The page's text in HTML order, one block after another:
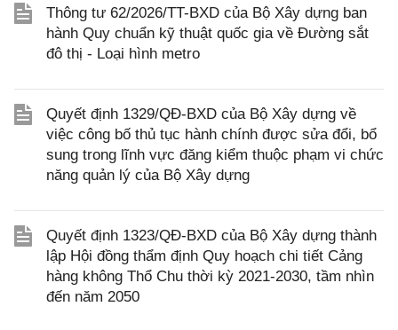
Thông tư 62/2026/TT-BXD của Bộ Xây dựng ban
hành Quy chuẩn kỹ thuật quốc gia về Đường sắt
đô thị - Loại hình metro
Quyết định 1329/QĐ-BXD của Bộ Xây dựng về
việc công bố thủ tục hành chính được sửa đổi, bổ
sung trong lĩnh vực đăng kiểm thuộc phạm vi chức
năng quản lý của Bộ Xây dựng
Quyết định 1323/QĐ-BXD của Bộ Xây dựng thành
lập Hội đồng thẩm định Quy hoạch chi tiết Cảng
hàng không Thổ Chu thời kỳ 2021-2030, tầm nhìn
đến năm 2050